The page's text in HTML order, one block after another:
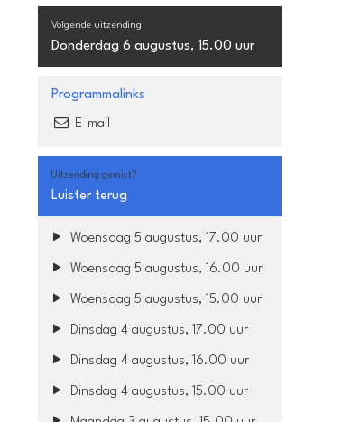
Volgende uitzending:
Donderdag 6 augustus, 15.00 uur
Programmalinks
E-mail
Uitzending gemist?
Luister terug
Woensdag 5 augustus, 17.00 uur
Woensdag 5 augustus, 16.00 uur
Woensdag 5 augustus, 15.00 uur
Dinsdag 4 augustus, 17.00 uur
Dinsdag 4 augustus, 16.00 uur
Dinsdag 4 augustus, 15.00 uur